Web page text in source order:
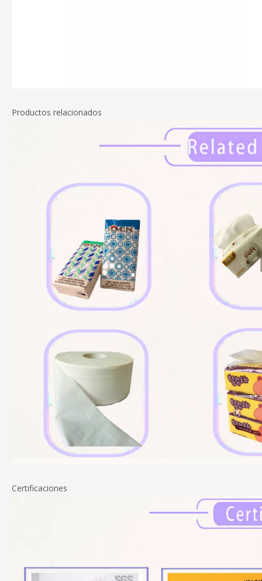
Productos relacionados
Certificaciones